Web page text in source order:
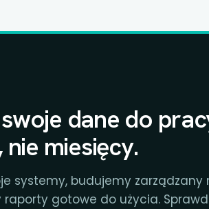
dane do
miesięcy.
systemy, budujemy zarządzany
raporty gotowe do użycia.